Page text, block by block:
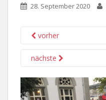
28. September 2020
vorher
nächste